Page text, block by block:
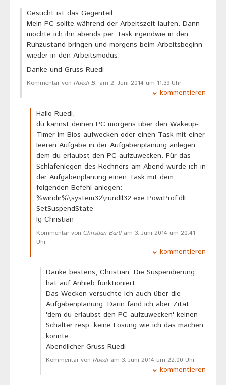
Gesucht ist das Gegenteil.
Mein PC sollte während der Arbeitszeit laufen. Dann
möchte ich ihn abends per Task irgendwie in den
Ruhzustand bringen und morgens beim Arbeitsbeginn
wieder in den Arbeitsmodus.
Danke und Gruss Ruedi
Kommentar von Ruedi B. am 2. Juni 2014 um 11:39 Uhr
kommentieren
Hallo Ruedi,
du kannst deinen PC morgens über den Wakeup-
Timer im Bios aufwecken oder einen Task mit einer
leeren Aufgabe in der Aufgabenplanung anlegen
dem du erlaubst den PC aufzuwecken. Für das
Schlafenlegen des Rechners am Abend würde ich in
der Aufgabenplanung einen Task mit dem
folgenden Befehl anlegen:
%windir%\system32\rundll32.exe PowrProf.dll,
SetSuspendState
lg Christian
Kommentar von Christian Bartl am 3. Juni 2014 um 20:41
Uhr
kommentieren
Danke bestens, Christian. Die Suspendierung
hat auf Anhieb funktioniert.
Das Wecken versuchte ich auch über die
Aufgabenplanung. Darin fand ich aber Zitat
'dem du erlaubst den PC aufzuwecken' keinen
Schalter resp. keine Lösung wie ich das machen
könnte.
Abendlicher Gruss Ruedi
Kommentar von Ruedi am 3. Juni 2014 um 22:00 Uhr
kommentieren